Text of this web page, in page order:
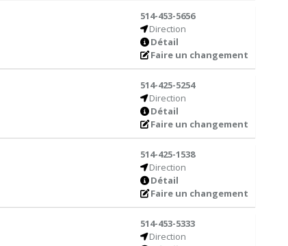
514-453-5656
Direction
Détail
Faire un changement
514-425-5254
Direction
Détail
Faire un changement
514-425-1538
Direction
Détail
Faire un changement
514-453-5333
Direction